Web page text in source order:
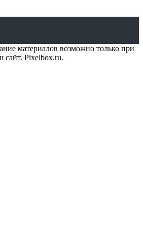
материалов возможно только при
сайт. Pixelbox.ru.